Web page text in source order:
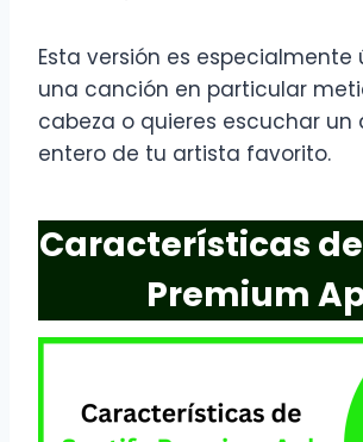
Esta versión es especialmente
una canción en particular
cabeza o quieres escuchar un
entero de tu artista favorito.
Características
Premium